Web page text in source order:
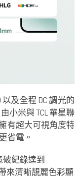
以及全程 DC 調光的
由小米與 TCL 華星聯
有超大可視角度特
省電。
紀錄達到
來清晰靚麗色彩顯